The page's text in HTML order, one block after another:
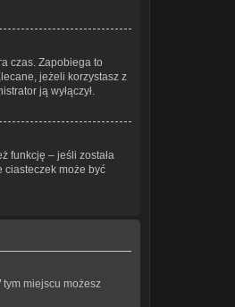
czas. Zapobiega to
jeżeli korzystasz z
ją wyłączył.
funkcję – jeśli została
ciasteczek może być
miejscu możesz